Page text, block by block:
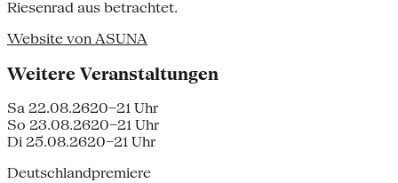
Riesenrad aus betrachtet.
Website von ASUNA
Weitere Veranstaltungen
Sa 22.08.2620–21 Uhr
So 23.08.2620–21 Uhr
Di 25.08.2620–21 Uhr
Deutschlandpremiere